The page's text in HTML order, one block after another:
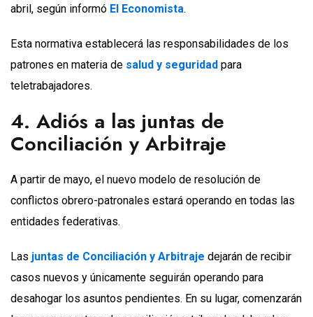
abril, según informó El Economista.
Esta normativa establecerá las responsabilidades de los
patrones en materia de salud y seguridad para
teletrabajadores.
4. Adiós a las juntas de
Conciliación y Arbitraje
A partir de mayo, el nuevo modelo de resolución de
conflictos obrero-patronales estará operando en todas las
entidades federativas.
Las juntas de Conciliación y Arbitraje dejarán de recibir
casos nuevos y únicamente seguirán operando para
desahogar los asuntos pendientes. En su lugar, comenzarán